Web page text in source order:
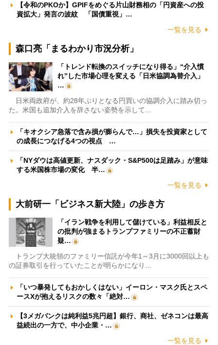
【令和のPKOか】GPIFをめぐる片山財務相の「円資産への投
資拡大」発言の波紋 「国債重視」…
一覧を見る
森口亮「まるわかり市況分析」
「トレンド転換のスイッチになり得る」“介入慣
れ”した市場心理を変える「日米協調為替介入」
…
日米両政府が、約28年ぶりとなる円買いの協調介入に踏み切っ
た。米国も追加介入を辞さない姿勢を示して…
「キオクシア急落で含み損が膨らんで…」損失を投資家として
の成長につなげる4つの視点 …
「NYダウは高値更新、ナスダック・S&P500は足踏み」が意味
する米国株市場の変化 半…
一覧を見る
大前研一「ビジネス新大陸」の歩き方
「イラン戦争を利用して儲けている」利益相反と
の批判が強まるトランプファミリーの不正蓄財
疑…
トランプ大統領のファミリー信託が今年1～3月に3000回以上も
の証券取引を行っていたことが明らかになり…
「いつ暴発してもおかしくはない」イーロン・マスク氏とスペ
ースXが抱えるリスクの数々「絶対…
【3メガバンクは純利益5兆円超】銀行、商社、ゼネコンは最高
益続出の一方で、中小企業・…
一覧を見る